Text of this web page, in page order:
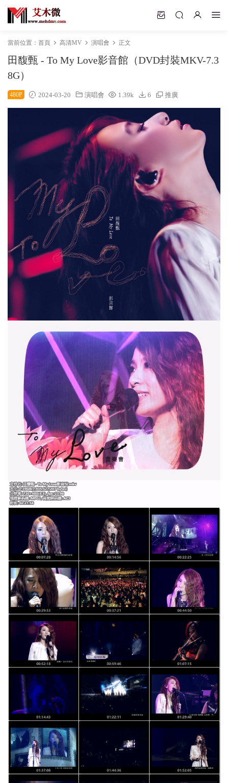
當前位置： 首頁 高清MV 演唱會 正文
田馥甄 - To My Love影音館（DVD封裝MKV-7.3
8G）
480P 2024-03-20 演唱會 1.39k 6 推廣